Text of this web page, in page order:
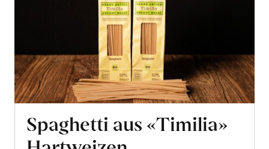
Spaghetti aus «Timilia»